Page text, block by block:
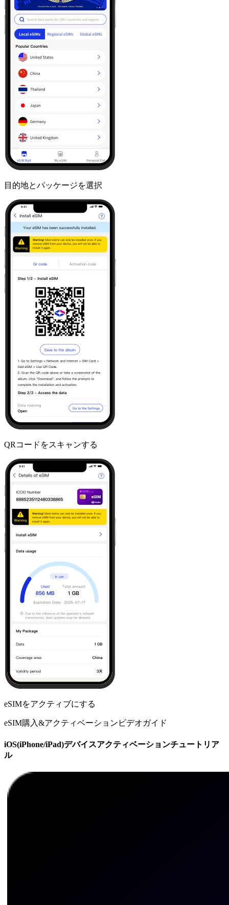
目的地とパッケージを選択
QRコードをスキャンする
eSIMをアクティブにする
eSIM購入&アクティベーションビデオガイド
iOS(iPhone/iPad)デバイスアクティベーションチュートリア
ル